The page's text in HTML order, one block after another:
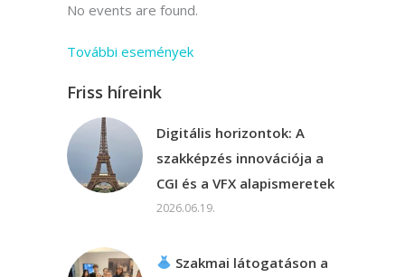
No events are found.
További események
Friss híreink
Digitális horizontok: A
szakképzés innovációja a
CGI és a VFX alapismeretek
2026.06.19.
Szakmai látogatáson a